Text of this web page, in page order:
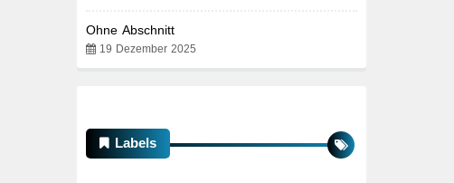
Ohne Abschnitt
19 Dezember 2025
Labels